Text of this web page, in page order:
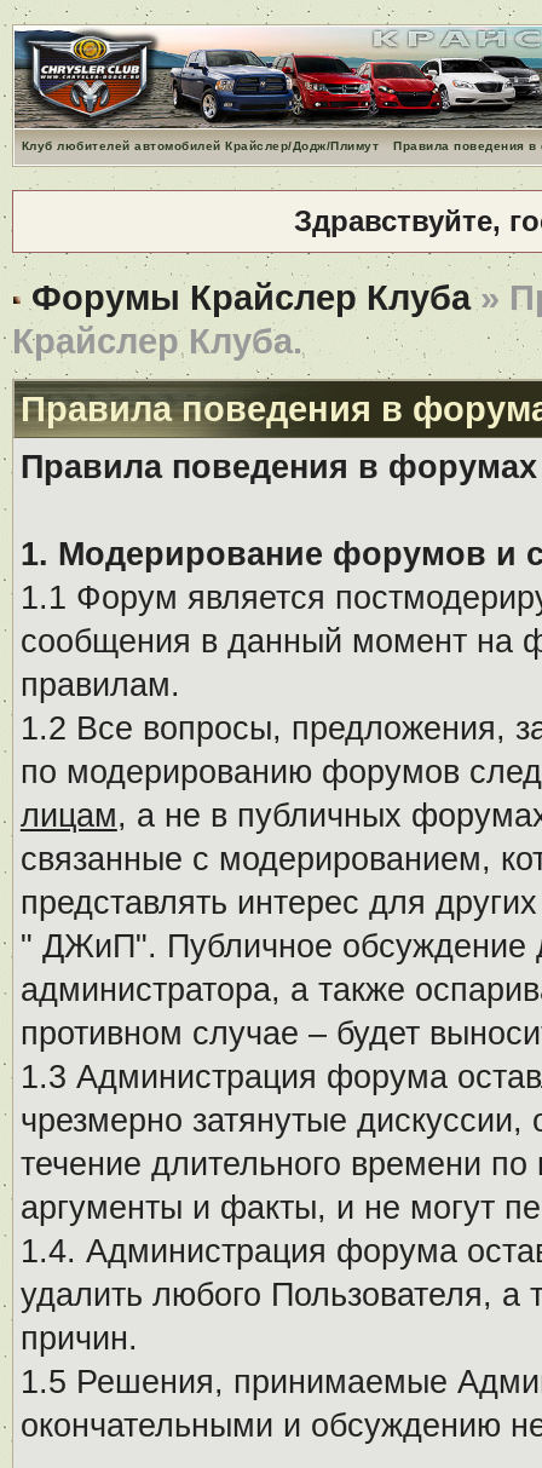
Клуб любителей автомобилей Крайслер/Додж/Плимут Правила поведения
Здравствуйте,
Форумы Крайслер Клуба»
Крайслер Клуба.
Правила поведения в
Правила поведения в
1. Модерирование форумов и
1.1 Форум является
сообщения в данный момент на
правилам.
1.2 Все вопросы, предложения,
по модерированию форумов
лицам, а не в публичных
связанные с модерированием,
представлять интерес для
" ДЖиП". Публичное обсуждение
администратора, а также
противном случае – будет
1.3 Администрация форума
чрезмерно затянутые
течение длительного времени
аргументы и факты, и не могут
1.4. Администрация форума
удалить любого Пользователя, а
причин.
1.5 Решения, принимаемые
окончательными и обсуждению